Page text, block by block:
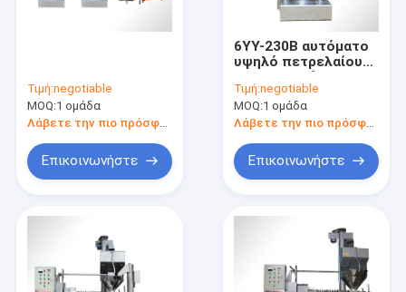
Τιμή:negotiable
MOQ:1 ομάδα
Λάβετε την πιο πρόσφατη τιμή
Επικοινωνήστε
6YY-230B αυτόματο
υψηλό πετρελαίου
πετρέλαιο Presser
μηχανών Τύπου
πετρελαίου
υδραυλικό
Τιμή:negotiable
MOQ:1 ομάδα
Λάβετε την πιο πρόσφατη τιμή
Επικοινωνήστε